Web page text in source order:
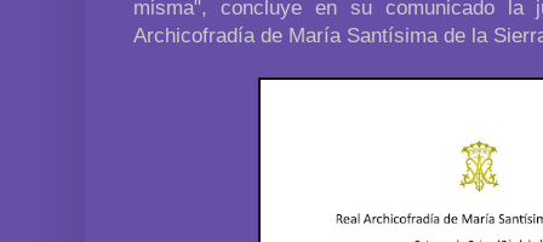
misma", concluye en su comunicado la
Archicofradía de María Santísima de la